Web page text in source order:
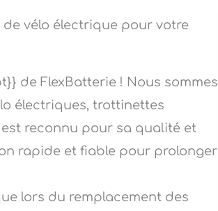
vélo électrique pour votre
de FlexBatterie ! Nous sommes
électriques, trottinettes
reconnu pour sa qualité et
rapide et fiable pour prolonger
lors du remplacement des